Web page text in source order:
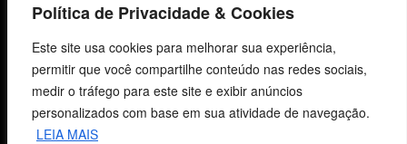
Política de Privacidade & Cookies
Este site usa cookies para melhorar sua experiência,
permitir que você compartilhe conteúdo nas redes sociais,
medir o tráfego para este site e exibir anúncios
personalizados com base em sua atividade de navegação.
LEIA MAIS
CNPJ: 29.832.607/0001-10
São Leopoldo, RS, Brasil
Fale Conosco